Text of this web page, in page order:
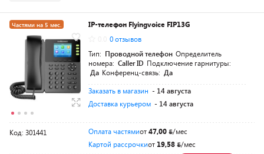
Частями на 5 мес.
IP-телефон Flyingvoice FIP13G
0 отзывов
Тип: Проводной телефон Определитель
номера: Caller ID Подключение гарнитуры:
Да Конференц-связь: Да
Заказать в магазин - 14 августа
Доставка курьером - 14 августа
Код: 301441 Оплата частямиот47,00
/мес
Картой рассрочкиот 19,58 /мес